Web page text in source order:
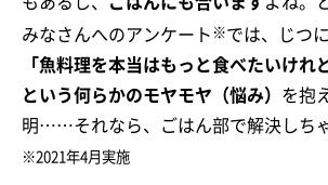
みなさんへのアンケート ※では、じつに
「魚料理を本当はもっと食べたいけれ
という何らかのモヤモヤ（悩み） を抱
明……それなら、ごはん部で解決しち
※2021年4月実施